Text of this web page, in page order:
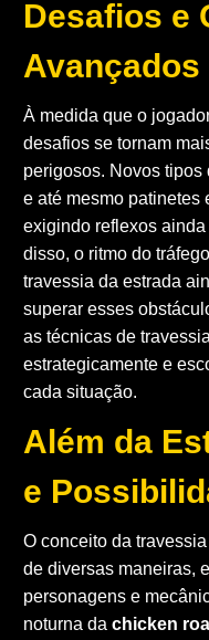
Desafios e
Avançados
À medida que o
desafios se tornam
perigosos. Novos tipos
e até mesmo patinetes
exigindo reflexos
disso, o ritmo do
travessia da estrada
superar esses
as técnicas de
estrategicamente e
cada situação.
Além da
e
O conceito da
de diversas maneiras,
personagens e
noturna da chicken